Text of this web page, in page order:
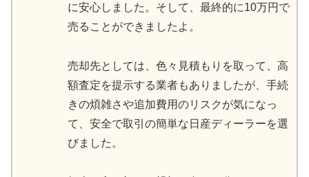
に安心しました。そして、最終的に10万円で
売ることができましたよ。
売却先としては、色々見積もりを取って、高
額査定を提示する業者もありましたが、手続
きの煩雑さや追加費用のリスクが気になっ
て、安全で取引の簡単な日産ディーラーを選
びました。